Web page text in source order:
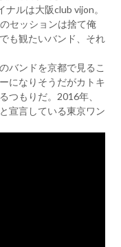
ルは大阪club vijon。
セッションは捨て俺
も観たいバンド、それ
バンドを京都で見るこ
になりそうだがカトキ
つもりだ。2016年、
宣言している東京ワン